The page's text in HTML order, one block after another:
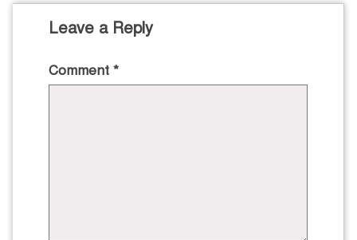
Leave a Reply
Comment *